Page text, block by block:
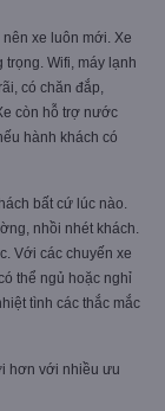
xe luôn mới. Xe
Wifi, máy lạnh
có chăn đắp,
còn hỗ trợ nước
hành khách có
bất cứ lúc nào.
nhồi nhét khách.
Với các chuyến xe
thể ngủ hoặc nghỉ
tình các thắc mắc
hơn với nhiều ưu